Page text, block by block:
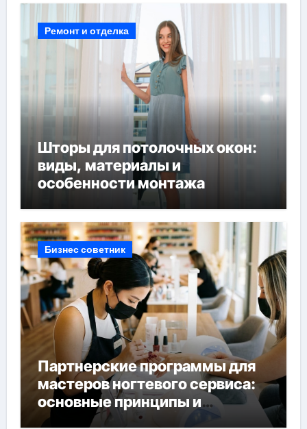
Ремонт и отделка
Шторы для потолочных окон:
виды, материалы и
особенности монтажа
Бизнес советник
Партнерские программы для
мастеров ногтевого сервиса:
основные принципы и
форматы участия